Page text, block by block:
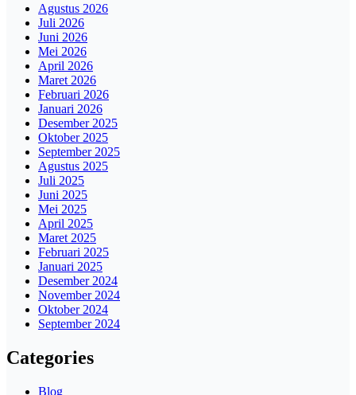
Agustus 2026
Juli 2026
Juni 2026
Mei 2026
April 2026
Maret 2026
Februari 2026
Januari 2026
Desember 2025
Oktober 2025
September 2025
Agustus 2025
Juli 2025
Juni 2025
Mei 2025
April 2025
Maret 2025
Februari 2025
Januari 2025
Desember 2024
November 2024
Oktober 2024
September 2024
Categories
Blog